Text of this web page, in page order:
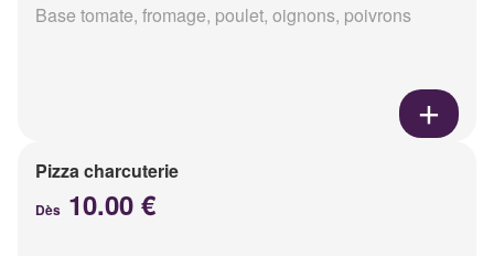
Base tomate, fromage, poulet, oignons, poivrons
Pizza charcuterie
Dès 10.00 €